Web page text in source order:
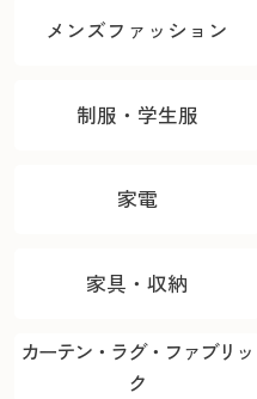
メンズファッション
制服・学生服
家電
家具・収納
カーテン・ラグ・ファブリッ
ク